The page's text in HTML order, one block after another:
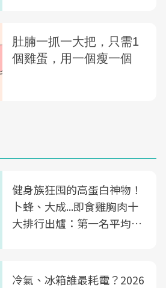
健身族狂囤的高蛋白神物！
卜蜂、大成...即食雞胸肉十
大排行出爐：第一名平均一
冷氣、冰箱誰最耗電？2026